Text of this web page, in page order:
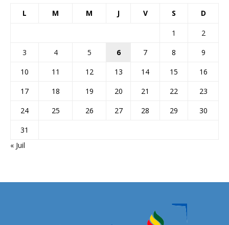
L M M J V S D
1
2
3
4 5 6 7 8
9
10
11 12 13 14 15
16
17
18 19 20 21 22
23
24
25 26 27 28 29
30
31
« Juil